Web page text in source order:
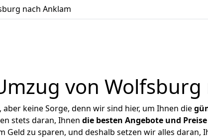
nach Anklam
von Wolfsburg
keine Sorge, denn wir sind hier, um Ihnen die
stets daran, Ihnen die besten Angebote und Preise
zu sparen, und deshalb setzen wir alles daran,